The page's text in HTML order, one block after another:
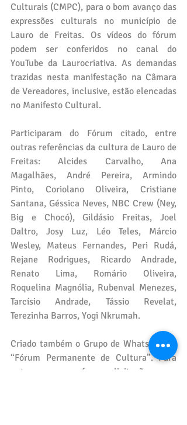
Culturais (CMPC), para o bom avanço das
expressões culturais no município de
Lauro de Freitas. Os vídeos do fórum
podem ser conferidos no canal do
YouTube da Laurocriativa. As demandas
trazidas nesta manifestação na Câmara
de Vereadores, inclusive, estão elencadas
no Manifesto Cultural.
Participaram do Fórum citado, entre
outras referências da cultura de Lauro de
Freitas: Alcides Carvalho, Ana
Magalhães, André Pereira, Armindo
Pinto, Coriolano Oliveira, Cristiane
Santana, Géssica Neves, NBC Crew (Ney,
Big e Chocó), Gildásio Freitas, Joel
Daltro, Josy Luz, Léo Teles, Márcio
Wesley, Mateus Fernandes, Peri Rudá,
Rejane Rodrigues, Ricardo Andrade,
Renato Lima, Romário Oliveira,
Roquelina Magnólia, Rubenval Menezes,
Tarcísio Andrade, Tássio Revelat,
Terezinha Barros, Yogi Nkrumah.
Criado também o Grupo de WhatsApp do
“Fórum Permanente de Cultura”. Para
entrar no grupo, fazer solicitação em e-